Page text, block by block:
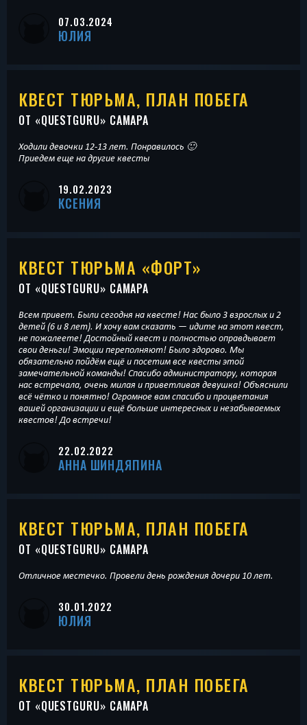
07.03.2024
ЮЛИЯ
КВЕСТ ТЮРЬМА, ПЛАН ПОБЕГА
ОТ «QUESTGURU» САМАРА
Ходили девочки 12-13 лет. Понравилось 🙂
Приедем еще на другие квесты
19.02.2023
КСЕНИЯ
КВЕСТ ТЮРЬМА «ФОРТ»
ОТ «QUESTGURU» САМАРА
Всем привет. Были сегодня на квесте! Нас было 3 взрослых и 2
детей (6 и 8 лет). И хочу вам сказать — идите на этот квест,
не пожалеете! Достойный квест и полностью оправдывает
свои деньги! Эмоции переполняют! Было здорово. Мы
обязательно пойдём ещё и посетим все квесты этой
замечательной команды! Спасибо администратору, которая
нас встречала, очень милая и приветливая девушка! Объяснили
всё чётко и понятно! Огромное вам спасибо и процветания
вашей организации и ещё больше интересных и незабываемых
квестов! До встречи!
22.02.2022
АННА ШИНДЯПИНА
КВЕСТ ТЮРЬМА, ПЛАН ПОБЕГА
ОТ «QUESTGURU» САМАРА
Отличное местечко. Провели день рождения дочери 10 лет.
30.01.2022
ЮЛИЯ
КВЕСТ ТЮРЬМА, ПЛАН ПОБЕГА
ОТ «QUESTGURU» САМАРА